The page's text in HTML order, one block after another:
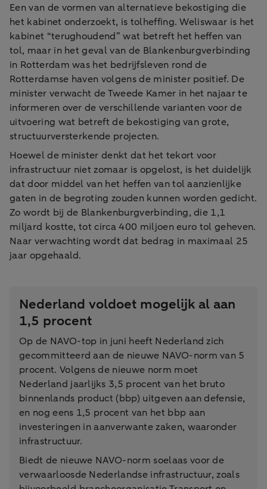
Een van de vormen van alternatieve bekostiging die
het kabinet onderzoekt, is tolheffing. Weliswaar is het
kabinet “terughoudend” wat betreft het heffen van
tol, maar in het geval van de Blankenburgverbinding
in Rotterdam was het bedrijfsleven rond de
Rotterdamse haven volgens de minister positief. De
minister verwacht de Tweede Kamer in het najaar te
informeren over de verschillende varianten voor de
uitvoering wat betreft de bekostiging van grote,
structuurversterkende projecten.
Hoewel de minister denkt dat het tekort voor
infrastructuur niet zomaar is opgelost, is het duidelijk
dat door middel van het heffen van tol aanzienlijke
gaten in de begroting zouden kunnen worden gedicht.
Zo wordt bij de Blankenburgverbinding, die 1,1
miljard kostte, tot circa 400 miljoen euro tol geheven.
Naar verwachting wordt dat bedrag in maximaal 25
jaar opgehaald.
Nederland voldoet mogelijk al aan
1,5 procent
Op de NAVO-top in juni heeft Nederland zich
gecommitteerd aan de nieuwe NAVO-norm van 5
procent. Volgens de nieuwe norm moet
Nederland jaarlijks 3,5 procent van het bruto
binnenlands product (bbp) uitgeven aan defensie,
en nog eens 1,5 procent van het bbp aan
investeringen in aanverwante zaken, waaronder
infrastructuur.
Biedt de nieuwe NAVO-norm soelaas voor de
verwaarloosde Nederlandse infrastructuur, zoals